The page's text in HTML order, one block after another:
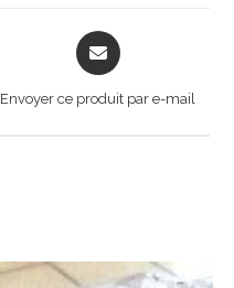
Opens
in
new
Envoyer ce produit par e-mail